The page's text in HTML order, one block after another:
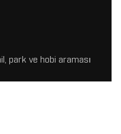
park ve hobi araması